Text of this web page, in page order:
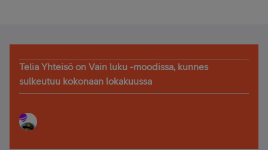
Telia Yhteisö on Vain luku -moodissa, kunnes
sulkeutuu kokonaan lokakuussa